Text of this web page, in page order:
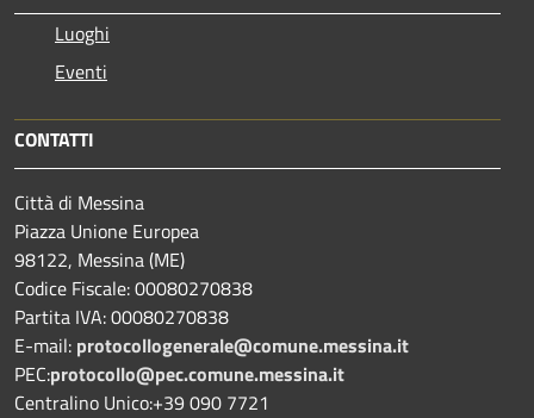
Luoghi
Eventi
CONTATTI
Città di Messina
Piazza Unione Europea
98122, Messina (ME)
Codice Fiscale: 00080270838
Partita IVA: 00080270838
E-mail: protocollogenerale@comune.messina.it
PEC:protocollo@pec.comune.messina.it
Centralino Unico:+39 090 7721